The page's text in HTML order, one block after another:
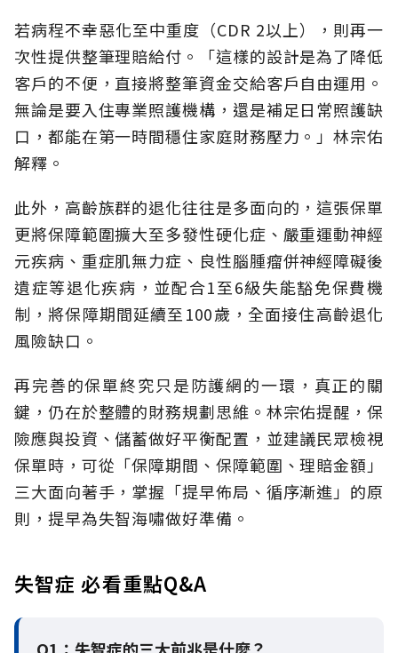
若病程不幸惡化至中重度（CDR 2以上），則再一
次性提供整筆理賠給付。「這樣的設計是為了降低
客戶的不便，直接將整筆資金交給客戶自由運用。
無論是要入住專業照護機構，還是補足日常照護缺
口，都能在第一時間穩住家庭財務壓力。」林宗佑
解釋。
此外，高齡族群的退化往往是多面向的，這張保單
更將保障範圍擴大至多發性硬化症、嚴重運動神經
元疾病、重症肌無力症、良性腦腫瘤併神經障礙後
遺症等退化疾病，並配合1至6級失能豁免保費機
制，將保障期間延續至100歲，全面接住高齡退化
風險缺口。
再完善的保單終究只是防護網的一環，真正的關
鍵，仍在於整體的財務規劃思維。 林宗佑提醒，保
險應與投資、儲蓄做好平衡配置，並建議民眾檢視
保單時，可從「保障期間、保障範圍、理賠金額」
三大面向著手，掌握「提早佈局、循序漸進」的原
則，提早為失智海嘯做好準備。
失智症 必看重點Q&A